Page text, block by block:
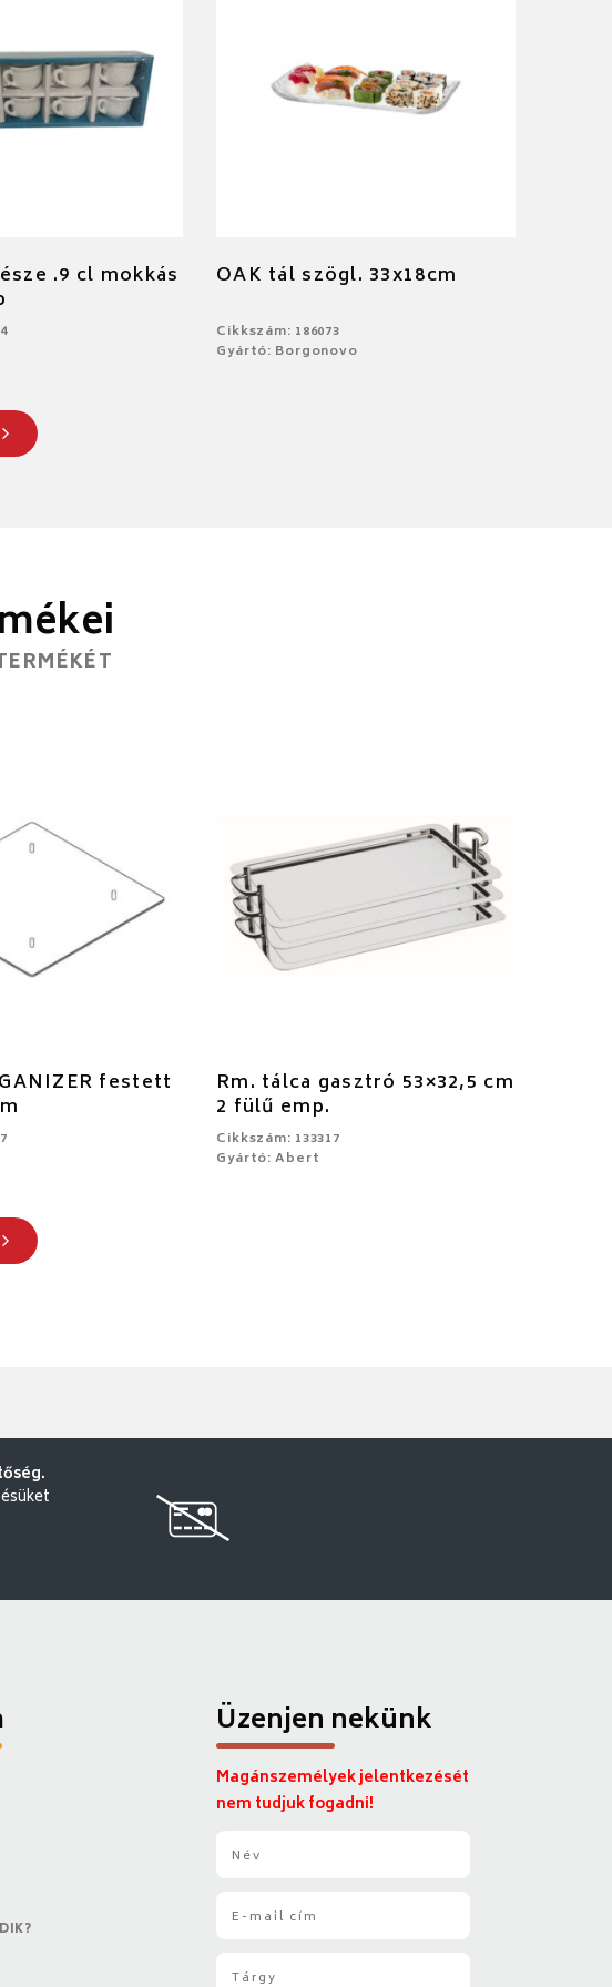
.9 cl mokkás OAK tál szögl. 33x18cm
Cikkszám: 186073
Gyártó: Borgonovo
festett Rm. tálca gasztró 53×32,5 cm
2 fülű emp.
Cikkszám: 133317
Gyártó: Abert
Üzenjen nekünk
Magánszemélyek jelentkezését
nem tudjuk fogadni!